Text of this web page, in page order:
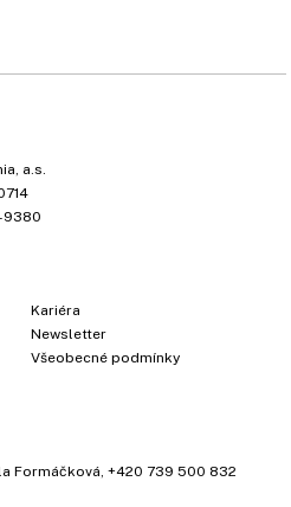
a.s.
9380
Kariéra
Newsletter
Všeobecné podmínky
Formáčková, +420 739 500 832